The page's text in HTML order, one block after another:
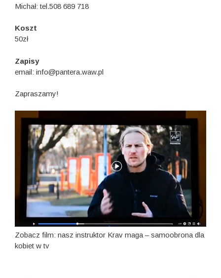
Michał: tel.508 689 718
Koszt
50zł
Zapisy
email: info@pantera.waw.pl
Zapraszamy!
Zobacz film: nasz instruktor Krav maga – samoobrona dla
kobiet w tv